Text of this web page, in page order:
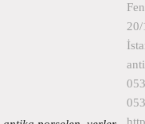
20/